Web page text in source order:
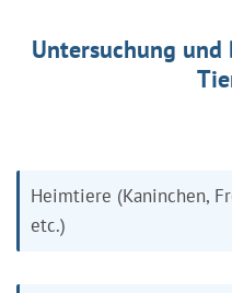
Untersuchung
Heimtiere (Kaninchen,
etc.)